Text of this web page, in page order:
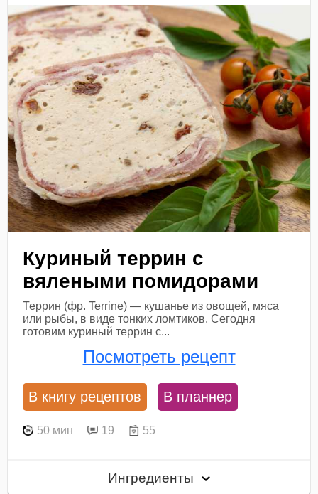
Куриный террин с
вялеными помидорами
Террин (фр. Terrine) — кушанье из овощей, мяса
или рыбы, в виде тонких ломтиков. Сегодня
готовим куриный террин с...
Посмотреть рецепт
В книгу рецептов В планнер
50 мин 19 55
Ингредиенты